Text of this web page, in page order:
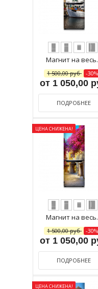
Магнит на
1 500,00 руб -30%
от 1 050,00
ПОДРОБНЕЕ
ЦЕНА СНИЖЕНА!
Магнит на
1 500,00 руб -30%
от 1 050,00
ПОДРОБНЕЕ
ЦЕНА СНИЖЕНА!